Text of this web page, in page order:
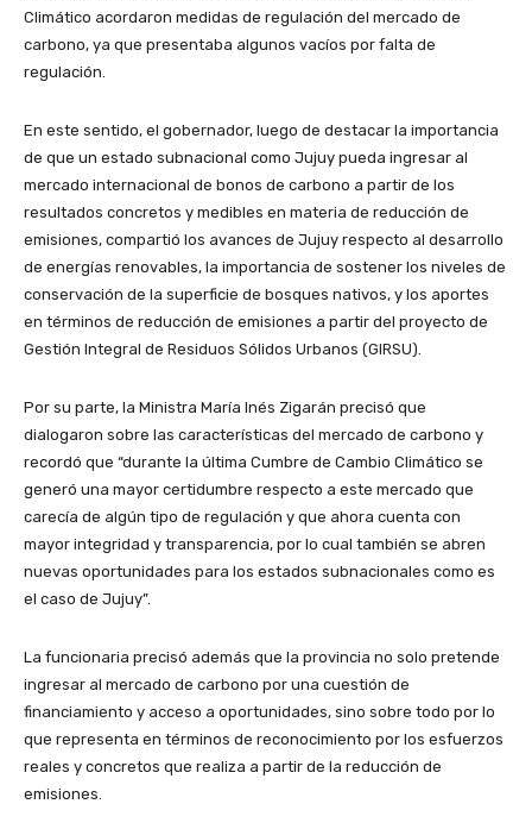
Climático acordaron medidas de regulación del mercado de
carbono, ya que presentaba algunos vacíos por falta de
regulación.
En este sentido, el gobernador, luego de destacar la importancia
de que un estado subnacional como Jujuy pueda ingresar al
mercado internacional de bonos de carbono a partir de los
resultados concretos y medibles en materia de reducción de
emisiones, compartió los avances de Jujuy respecto al desarrollo
de energías renovables, la importancia de sostener los niveles de
conservación de la superficie de bosques nativos, y los aportes
en términos de reducción de emisiones a partir del proyecto de
Gestión Integral de Residuos Sólidos Urbanos (GIRSU).
Por su parte, la Ministra María Inés Zigarán precisó que
dialogaron sobre las características del mercado de carbono y
recordó que “durante la última Cumbre de Cambio Climático se
generó una mayor certidumbre respecto a este mercado que
carecía de algún tipo de regulación y que ahora cuenta con
mayor integridad y transparencia, por lo cual también se abren
nuevas oportunidades para los estados subnacionales como es
el caso de Jujuy”.
La funcionaria precisó además que la provincia no solo pretende
ingresar al mercado de carbono por una cuestión de
financiamiento y acceso a oportunidades, sino sobre todo por lo
que representa en términos de reconocimiento por los esfuerzos
reales y concretos que realiza a partir de la reducción de
emisiones.